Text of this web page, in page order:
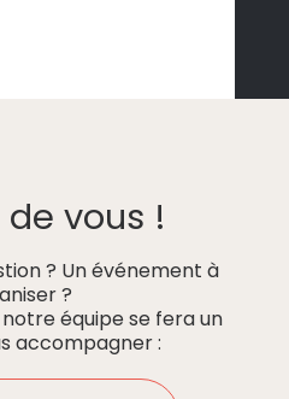
de vous !
? Un événement à
?
équipe se fera un
accompagner :